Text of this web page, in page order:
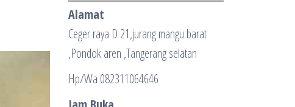
Alamat
Ceger raya D 21,jurang mangu barat
,Pondok aren ,Tangerang selatan
Hp/Wa 082311064646